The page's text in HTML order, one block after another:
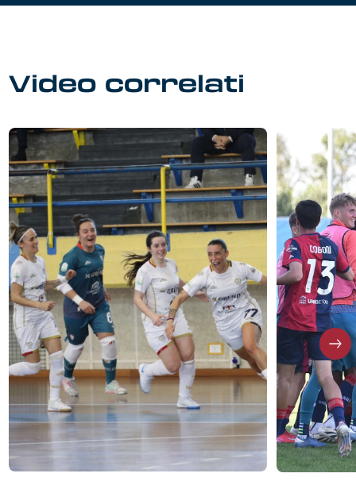
Video correlati